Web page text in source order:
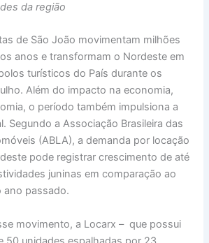
da região
de São João movimentam milhões
anos e transformam o Nordeste em
turísticos do País durante os
Além do impacto na economia,
o período também impulsiona a
Segundo a Associação Brasileira das
(ABLA), a demanda por locação
pode registrar crescimento de até
juninas em comparação ao
ano passado.
movimento, a Locarx – que possui